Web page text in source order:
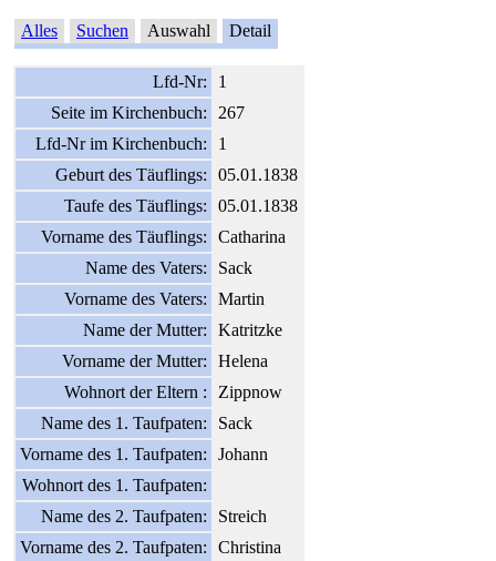
Alles Suchen Auswahl Detail
Lfd-Nr:
1
Seite im Kirchenbuch:
267
Lfd-Nr im Kirchenbuch:
1
Geburt des Täuflings:
05.01.1838
Taufe des Täuflings:
05.01.1838
Vorname des Täuflings:
Catharina
Name des Vaters:
Sack
Vorname des Vaters:
Martin
Name der Mutter:
Katritzke
Vorname der Mutter:
Helena
Wohnort der Eltern :
Zippnow
Name des 1. Taufpaten:
Sack
Vorname des 1. Taufpaten:
Johann
Wohnort des 1. Taufpaten:
Name des 2. Taufpaten:
Streich
Vorname des 2. Taufpaten:
Christina